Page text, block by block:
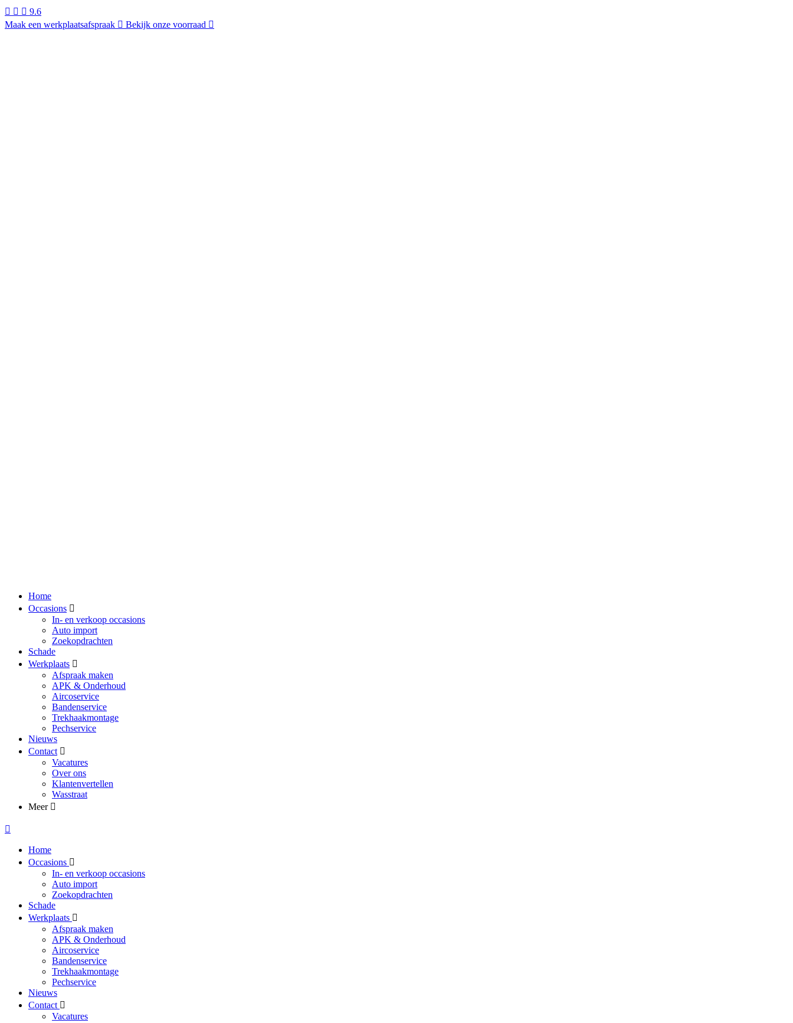
9.6
Maak een werkplaatsafspraak
Bekijk onze voorraad
Home
Occasions
In- en verkoop occasions
Auto import
Zoekopdrachten
Schade
Werkplaats
Afspraak maken
APK & Onderhoud
Aircoservice
Bandenservice
Trekhaakmontage
Pechservice
Nieuws
Contact
Vacatures
Over ons
Klantenvertellen
Wasstraat
Meer
Home
Occasions
In- en verkoop occasions
Auto import
Zoekopdrachten
Schade
Werkplaats
Afspraak maken
APK & Onderhoud
Aircoservice
Bandenservice
Trekhaakmontage
Pechservice
Nieuws
Contact
Vacatures